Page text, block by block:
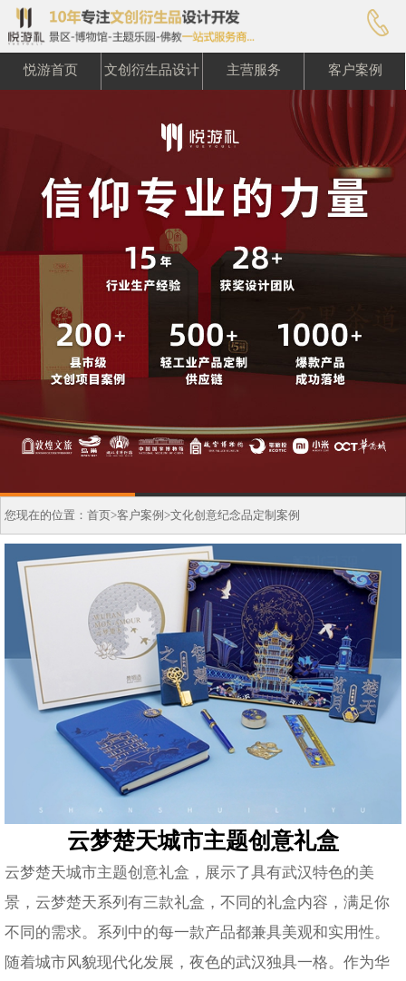

悦游首页 文创衍生品设计 主营服务 客户案例
您现在的位置：首页>客户案例>文化创意纪念品定制案例
云梦楚天城市主题创意礼盒
云梦楚天城市主题创意礼盒，展示了具有武汉特色的美
景，云梦楚天系列有三款礼盒，不同的礼盒内容，满足你
不同的需求。系列中的每一款产品都兼具美观和实用性。
随着城市风貌现代化发展，夜色的武汉独具一格。作为华